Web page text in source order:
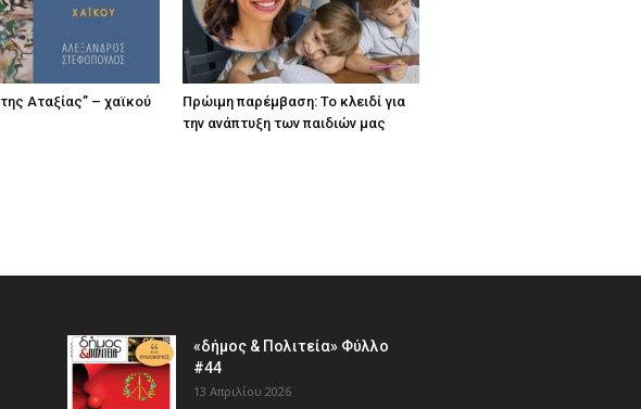
Αταξίας” – χαϊκού
Πρώιμη παρέμβαση: Το κλειδί για
την ανάπτυξη των παιδιών µας
«δήμος & Πολιτεία» Φύλλο
#44
13 Απριλίου 2026